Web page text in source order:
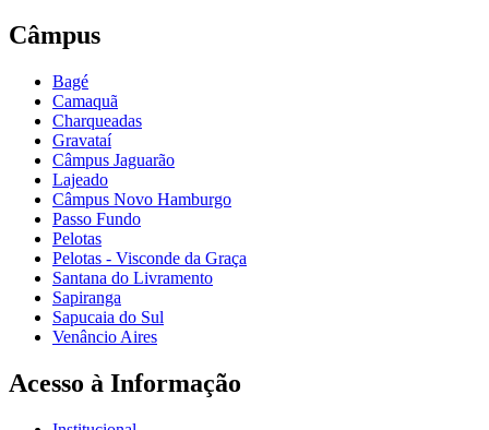
Câmpus
Bagé
Camaquã
Charqueadas
Gravataí
Câmpus Jaguarão
Lajeado
Câmpus Novo Hamburgo
Passo Fundo
Pelotas
Pelotas - Visconde da Graça
Santana do Livramento
Sapiranga
Sapucaia do Sul
Venâncio Aires
Acesso à Informação